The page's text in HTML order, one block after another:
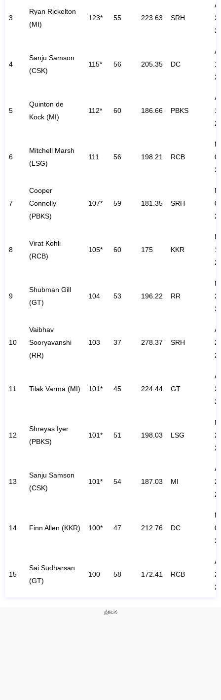
3
Ryan Rickelton
(MI)
123* 55 223.63 SRH
4
Sanju Samson
(CSK)
115* 56 205.35 DC
5
Quinton de
Kock (MI)
112* 60 186.66 PBKS
6
Mitchell Marsh
(LSG)
111 56 198.21 RCB
7
Cooper
Connolly
(PBKS)
107* 59 181.35 SRH
8
Virat Kohli
(RCB)
105* 60 175 KKR
9
Shubman Gill
(GT)
104 53 196.22 RR
10
Vaibhav
Sooryavanshi
(RR)
103 37 278.37 SRH
11 Tilak Varma (MI) 101* 45 224.44 GT
12
Shreyas Iyer
(PBKS)
101* 51 198.03 LSG
13
Sanju Samson
(CSK)
101* 54 187.03 MI
14 Finn Allen (KKR) 100* 47 212.76 DC
15
Sai Sudharsan
(GT)
100 58 172.41 RCB